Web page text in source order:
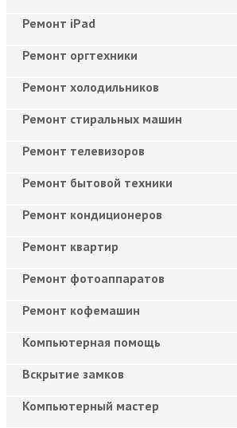
Ремонт iPad
Ремонт оргтехники
Ремонт холодильников
Ремонт стиральных машин
Ремонт телевизоров
Ремонт бытовой техники
Ремонт кондиционеров
Ремонт квартир
Ремонт фотоаппаратов
Ремонт кофемашин
Компьютерная помощь
Вскрытие замков
Компьютерный мастер